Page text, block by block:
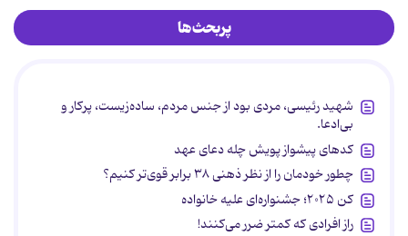
پربحث‌ها
شهید رئیسی، مردی بود از جنس مردم، ساده‌زیست، پرکار و
بی‌ادعا.
کدهای پیشواز پویش چله دعای عهد
چطور خودمان را از نظر ذهنی ۳۸ برابر قوی‌تر کنیم؟
کن ۲۰۲۵؛ جشنواره‌ای علیه خانواده
راز افرادی که کمتر ضرر می‌کنند!